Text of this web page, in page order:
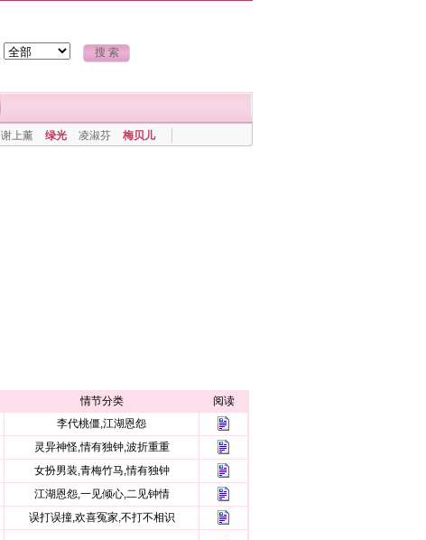
谢上薰 绿光 凌淑芬 梅贝儿
情节分类
阅读
李代桃僵,江湖恩怨
灵异神怪,情有独钟,波折重重
女扮男装,青梅竹马,情有独钟
江湖恩怨,一见倾心,二见钟情
误打误撞,欢喜冤家,不打不相识